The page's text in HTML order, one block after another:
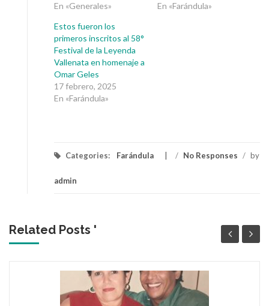
En «Generales»
En «Farándula»
Estos fueron los
primeros inscritos al 58°
Festival de la Leyenda
Vallenata en homenaje a
Omar Geles
17 febrero, 2025
En «Farándula»
Categories: Farándula / No Responses / by
admin
Related Posts '